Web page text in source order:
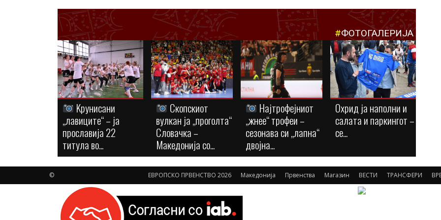
#ФОТОГАЛЕРИЈА
Kрунисани
„лавиците“ – ја
прославија 22
титула во...
Скопскиот
вулкан ја „проголта“
Словачка –
Македонија со...
Најтрофејниот
„жнее“ трофеи –
сезонава си „лапна“
двојна...
Охрид ја наполни и
салата и паркингот –
се...
ЕВРОПСКО ПРВЕНСТВО 2026 Македонија Првенства Магазин ВЕСТИ ТРАНСФЕРИ
©